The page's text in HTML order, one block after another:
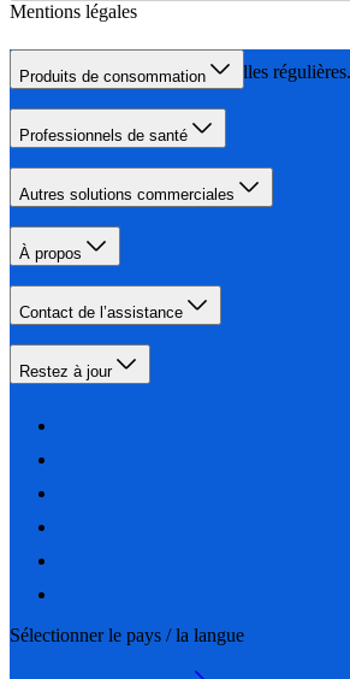
Mentions légales
avec des retouches mensuelles régulières.
Produits de consommation
Professionnels de santé
Autres solutions commerciales
À propos
Contact de l’assistance
Restez à jour
Sélectionner le pays / la langue